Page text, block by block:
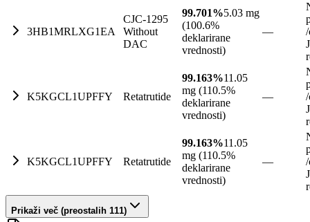
3HB1MRLXG1EA
CJC-1295
Without
DAC
99.701%5.03 mg
(100.6%
deklarirane
vrednosti)
—
K5KGCL1UPFFY Retatrutide
99.163%11.05
mg (110.5%
deklarirane
vrednosti)
—
K5KGCL1UPFFY Retatrutide
99.163%11.05
mg (110.5%
deklarirane
vrednosti)
—
Prikaži več (preostalih 111)